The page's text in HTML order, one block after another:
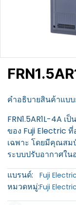
คำอธิบายสินค้าแบ
FRN1.5AR1L-4A เ
ของ Fuji Electric
เฉพาะ โดยมีคุณสม
ระบบปรับอากาศใ
แบรนด์:
Fuji Electric
หมวดหมู่:Fuji Electric